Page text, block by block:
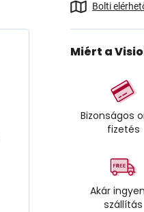
Bolti
Miért a
Bizonságos
fizetés
Akár
szállítás